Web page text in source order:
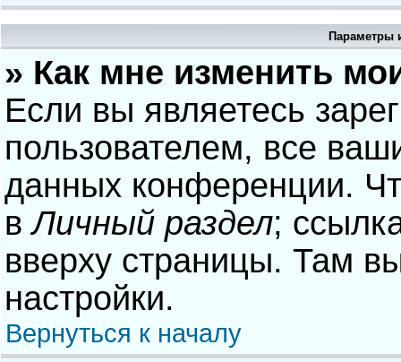
Параметры
» Как мне изменить
Если вы являетесь
пользователем, все
данных конференции.
вЛичный раздел;
вверху страницы. Там
настройки.
Вернуться к началу